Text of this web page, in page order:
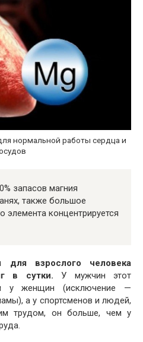
нормальной работы сердца и
запасов магния
также большое
элемента концентрируется
для взрослого человека
в сутки. У мужчин этот
у женщин (исключение —
а у спортсменов и людей,
трудом, он больше, чем у